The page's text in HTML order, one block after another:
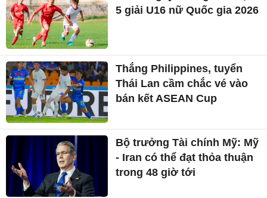
5 giải U16 nữ Quốc gia 2026
Thắng Philippines, tuyển
Thái Lan cầm chắc vé vào
bán kết ASEAN Cup
Bộ trưởng Tài chính Mỹ: Mỹ
- Iran có thể đạt thỏa thuận
trong 48 giờ tới